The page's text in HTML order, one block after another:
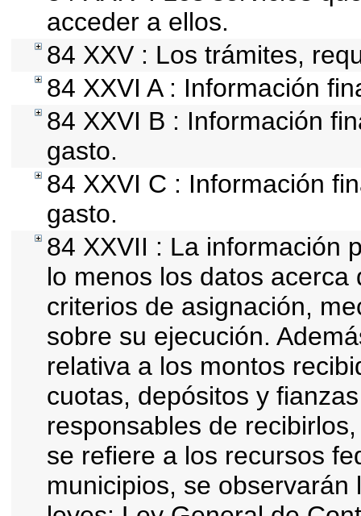
acceder a ellos.
84 XXV : Los trámites,
84 XXVI A : Información
84 XXVI B : Información
gasto.
84 XXVI C : Información
gasto.
84 XXVII : La información
lo menos los datos
criterios de asignación,
sobre su ejecución.
relativa a los montos
cuotas, depósitos y
responsables de
se refiere a los recursos
municipios, se